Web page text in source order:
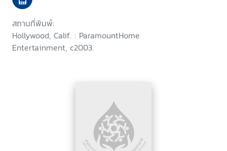
สถานที่พิมพ์:
Hollywood, Calif. : ParamountHome
Entertainment, c2003.